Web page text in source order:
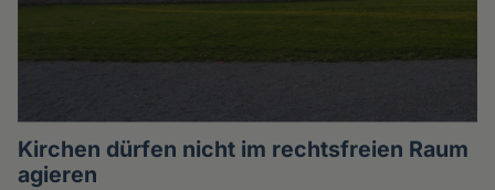
Kirchen dürfen nicht im rechtsfreien Raum
agieren